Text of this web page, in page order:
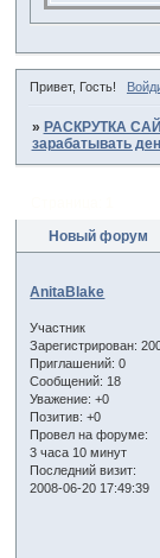
Привет, Гость!
» РАСКРУТКА
зарабатывать
Новый форум
AnitaBlake
Участник
Зарегистрирован:
Приглашений: 0
Сообщений: 18
Уважение: +0
Позитив: +0
Провел на форуме:
3 часа 10 минут
Последний визит:
2008-06-20 17:49:39